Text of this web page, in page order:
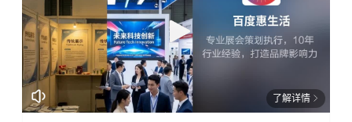
了解详情